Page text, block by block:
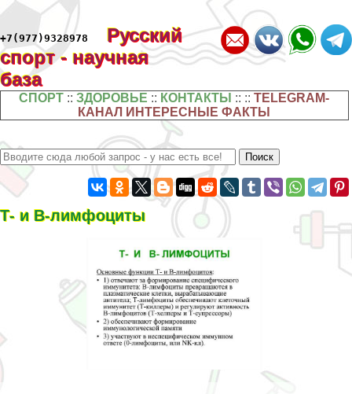
+7(977)9328978
Русский
спорт - научная
база
СПОРТ ::ЗДОРОВЬЕ :: КОНТАКТЫ :: ::TELEGRAM-
КАНАЛ ИНТЕРЕСНЫЕ ФАКТЫ
Т- и В-лимфоциты